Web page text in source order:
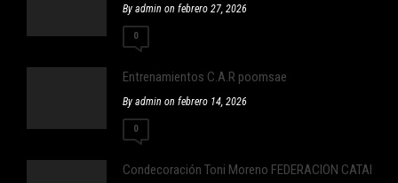
By admin on febrero 27, 2026
0
Entrenamientos C.A.R poomsae
By admin on febrero 14, 2026
0
Condecoración Toni Moreno FEDERACION